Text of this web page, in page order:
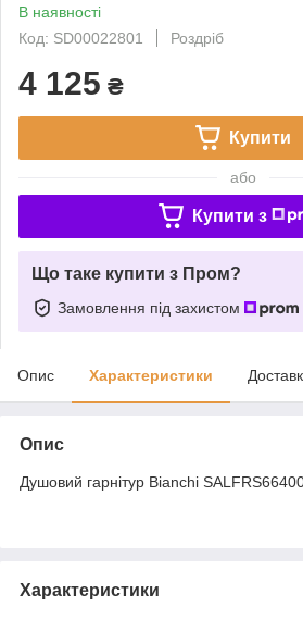
В наявності
Код: SD00022801
Роздріб
4 125 ₴
Купити
або
Купити з
Що таке купити з Пром?
Замовлення під захистом
Опис Характеристики
Опис
Душовий гарнітур Bianchi
Характеристики